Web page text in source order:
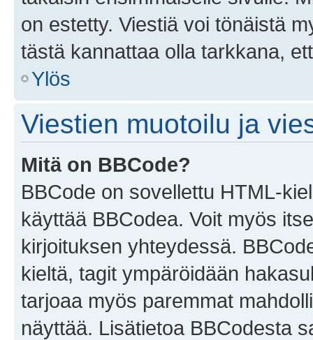
on estetty. Viestiä voi tönäistä
tästä kannattaa olla tarkkana,
Ylös
Viestien muotoilu ja
Mitä on BBCode?
BBCode on sovellettu HTML-
käyttää BBCodea. Voit myös
kirjoituksen yhteydessä.
kieltä, tagit ympäröidään
tarjoaa myös paremmat
näyttää. Lisätietoa BBCodesta